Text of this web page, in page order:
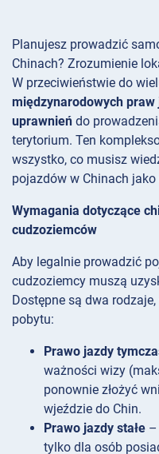
Planujesz prowadzić
Chinach? Zrozumienie
W przeciwieństwie do
międzynarodowych
uprawnień do
terytorium. Ten
wszystko, co musisz
pojazdów w Chinach
Wymagania dotyczące
cudzoziemców
Aby legalnie prowadzić
cudzoziemcy muszą
Dostępne są dwa
pobytu:
Prawo jazdy
ważności wizy
ponownie złożyć
wjeździe do Chin.
Prawo jazdy stałe –
tylko dla osób